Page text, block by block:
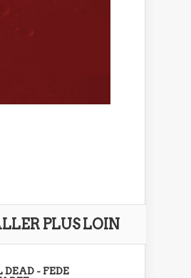
PLUS LOIN
DEAD - FEDE